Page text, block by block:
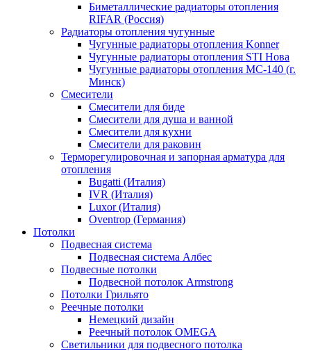
Биметаллические радиаторы отопления
RIFAR (Россия)
Радиаторы отопления чугунные
Чугунные радиаторы отопления Konner
Чугунные радиаторы отопления STI Нова
Чугунные радиаторы отопления МС-140 (г.
Минск)
Смесители
Смесители для биде
Смесители для душа и ванной
Смесители для кухни
Смесители для раковин
Терморегулировочная и запорная арматура для
отопления
Bugatti (Италия)
IVR (Италия)
Luxor (Италия)
Oventrop (Германия)
Потолки
Подвесная система
Подвесная система Албес
Подвесные потолки
Подвесной потолок Armstrong
Потолки Грильято
Реечные потолки
Немецкий дизайн
Реечный потолок OMEGA
Светильники для подвесного потолка